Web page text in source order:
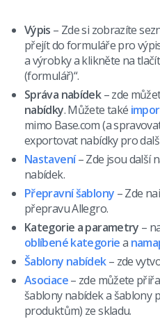
Výpis – Zde si zobrazíte
přejít do formuláře pro
a výrobky a klikněte na
(formulář)“.
Správa nabídek– zde
nabídky. Můžete také
mimo Base.com (a
exportovat nabídky pro
Nastavení– Zde jsou další
nabídek.
Přepravní šablony – Zde
přepravu Allegro.
Kategorie a parametry –
oblíbené kategoriea
Šablony nabídek– zde
Asociace– zde můžete
šablony nabídek a šablony
produktům) ze skladu.